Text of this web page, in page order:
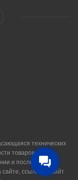
технических
товаров, носит
и последующем
ссылка на сайт